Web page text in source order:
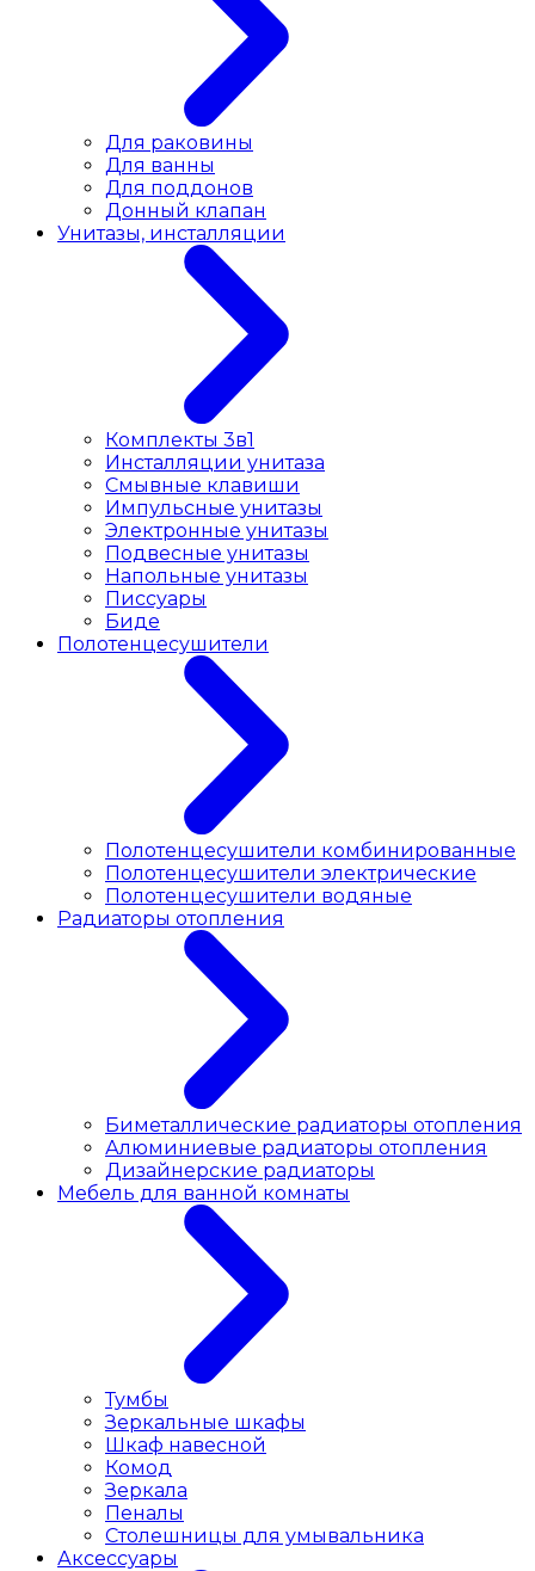
Для раковины
Для ванны
Для поддонов
Донный клапан
Унитазы, инсталляции
Комплекты 3в1
Инсталляции унитаза
Смывные клавиши
Импульсные унитазы
Электронные унитазы
Подвесные унитазы
Напольные унитазы
Писсуары
Биде
Полотенцесушители
Полотенцесушители комбинированные
Полотенцесушители электрические
Полотенцесушители водяные
Радиаторы отопления
Биметаллические радиаторы отопления
Алюминиевые радиаторы отопления
Дизайнерские радиаторы
Мебель для ванной комнаты
Тумбы
Зеркальные шкафы
Шкаф навесной
Комод
Зеркала
Пеналы
Столешницы для умывальника
Аксессуары